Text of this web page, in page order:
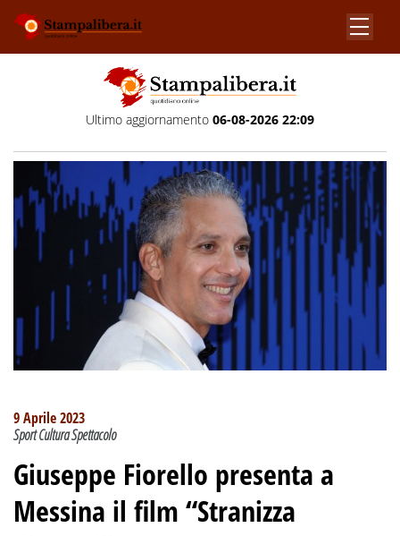
Ultimo aggiornamento 06-08-2026 22:09
9 Aprile 2023
Sport Cultura Spettacolo
Giuseppe Fiorello presenta a
Messina il film “Stranizza